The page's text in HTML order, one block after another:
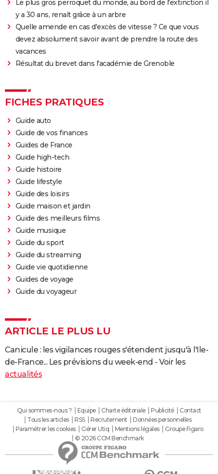
Le plus gros perroquet du monde, au bord de l'extinction il
y a 30 ans, renaît grâce à un arbre
Quelle amende en cas d'excès de vitesse ? Ce que vous
devez absolument savoir avant de prendre la route des
vacances
Résultat du brevet dans l'académie de Grenoble
FICHES PRATIQUES
Guide auto
Guide de vos finances
Guides de France
Guide high-tech
Guide histoire
Guide lifestyle
Guide des loisirs
Guide maison et jardin
Guide des meilleurs films
Guide musique
Guide du sport
Guide du streaming
Guide vie quotidienne
Guides de voyage
Guide du voyageur
ARTICLE LE PLUS LU
Canicule : les vigilances rouges s'étendent jusqu'à l'Ile-
de-France... Les prévisions du week-end - Voir les
actualités
Qui sommes-nous ? Equipe Charte éditoriale Publicité
Contact
Tous les articles
RSS Recrutement
Données personnelles
Paramétrer les cookies
Gérer Utiq Mentions légales
Groupe Figaro
© 2026 CCM Benchmark